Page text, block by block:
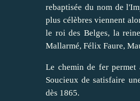
rebaptisée du nom de
plus célèbres viennent
le roi des Belges, la
Mallarmé, Félix Faure,
Le chemin de fer permet
Soucieux de satisfaire
dès 1865.